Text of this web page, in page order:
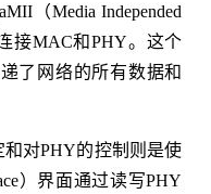
（Media Independed
接MAC和PHY。这个
了网络的所有数据和
对PHY的控制则是使
）界面通过读写PHY